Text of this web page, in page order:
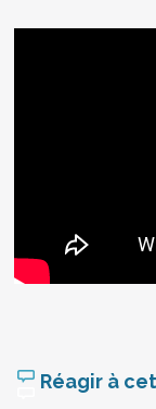
Réagir à